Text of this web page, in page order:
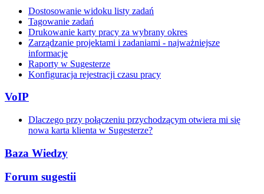
Dostosowanie widoku listy zadań
Tagowanie zadań
Drukowanie karty pracy za wybrany okres
Zarządzanie projektami i zadaniami - najważniejsze
informacje
Raporty w Sugesterze
Konfiguracja rejestracji czasu pracy
VoIP
Dlaczego przy połączeniu przychodzącym otwiera mi się
nowa karta klienta w Sugesterze?
Baza Wiedzy
Forum sugestii